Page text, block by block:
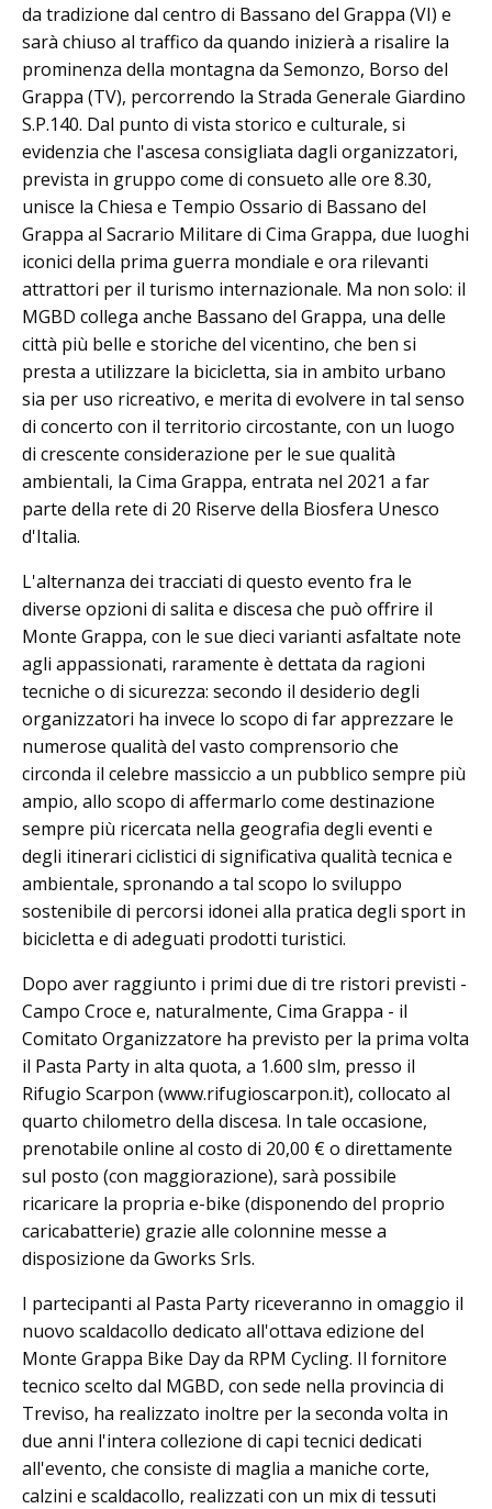
da tradizione dal centro di Bassano del Grappa (VI) e
sarà chiuso al traffico da quando inizierà a risalire la
prominenza della montagna da Semonzo, Borso del
Grappa (TV), percorrendo la Strada Generale Giardino
S.P.140. Dal punto di vista storico e culturale, si
evidenzia che l'ascesa consigliata dagli organizzatori,
prevista in gruppo come di consueto alle ore 8.30,
unisce la Chiesa e Tempio Ossario di Bassano del
Grappa al Sacrario Militare di Cima Grappa, due luoghi
iconici della prima guerra mondiale e ora rilevanti
attrattori per il turismo internazionale. Ma non solo: il
MGBD collega anche Bassano del Grappa, una delle
città più belle e storiche del vicentino, che ben si
presta a utilizzare la bicicletta, sia in ambito urbano
sia per uso ricreativo, e merita di evolvere in tal senso
di concerto con il territorio circostante, con un luogo
di crescente considerazione per le sue qualità
ambientali, la Cima Grappa, entrata nel 2021 a far
parte della rete di 20 Riserve della Biosfera Unesco
d'Italia.
L'alternanza dei tracciati di questo evento fra le
diverse opzioni di salita e discesa che può offrire il
Monte Grappa, con le sue dieci varianti asfaltate note
agli appassionati, raramente è dettata da ragioni
tecniche o di sicurezza: secondo il desiderio degli
organizzatori ha invece lo scopo di far apprezzare le
numerose qualità del vasto comprensorio che
circonda il celebre massiccio a un pubblico sempre più
ampio, allo scopo di affermarlo come destinazione
sempre più ricercata nella geografia degli eventi e
degli itinerari ciclistici di significativa qualità tecnica e
ambientale, spronando a tal scopo lo sviluppo
sostenibile di percorsi idonei alla pratica degli sport in
bicicletta e di adeguati prodotti turistici.
Dopo aver raggiunto i primi due di tre ristori previsti -
Campo Croce e, naturalmente, Cima Grappa - il
Comitato Organizzatore ha previsto per la prima volta
il Pasta Party in alta quota, a 1.600 slm, presso il
Rifugio Scarpon (www.rifugioscarpon.it), collocato al
quarto chilometro della discesa. In tale occasione,
prenotabile online al costo di 20,00 € o direttamente
sul posto (con maggiorazione), sarà possibile
ricaricare la propria e-bike (disponendo del proprio
caricabatterie) grazie alle colonnine messe a
disposizione da Gworks Srls.
I partecipanti al Pasta Party riceveranno in omaggio il
nuovo scaldacollo dedicato all'ottava edizione del
Monte Grappa Bike Day da RPM Cycling. Il fornitore
tecnico scelto dal MGBD, con sede nella provincia di
Treviso, ha realizzato inoltre per la seconda volta in
due anni l'intera collezione di capi tecnici dedicati
all'evento, che consiste di maglia a maniche corte,
calzini e scaldacollo, realizzati con un mix di tessuti